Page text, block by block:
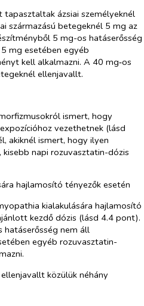
ázsiai személyeknél
származású betegeknél 5 mg az
5 mg-os hatáserősség
mg esetében egyéb
kell alkalmazni. A 40 mg‑os
ellenjavallt.
ismert, hogy
vezethetnek (lásd
akiknél ismert, hogy ilyen
napi rozuvasztatin-dózis
hajlamosító tényezők esetén
kialakulására hajlamosító
kezdő dózis (lásd 4.4 pont).
hatáserősség nem áll
egyéb rozuvasztatin-
közülük néhány